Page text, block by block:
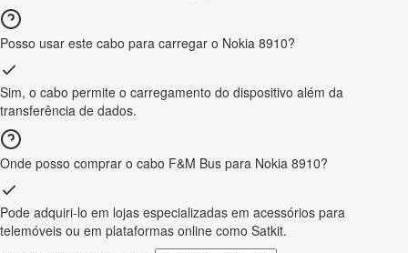
Posso usar este cabo para carregar o Nokia 8910?
Sim, o cabo permite o carregamento do dispositivo além da
transferência de dados.
Onde posso comprar o cabo F&M Bus para Nokia 8910?
Pode adquiri-lo em lojas especializadas em acessórios para
telemóveis ou em plataformas online como Satkit.